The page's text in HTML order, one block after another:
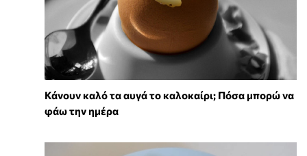
Κάνουν καλό τα αυγά το καλοκαίρι; Πόσα μπορώ να
φάω την ημέρα